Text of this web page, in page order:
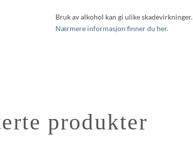
Bruk av alkohol kan gi ulike skadevirkninger.
Nærmere informasjon finner du her.
produkter